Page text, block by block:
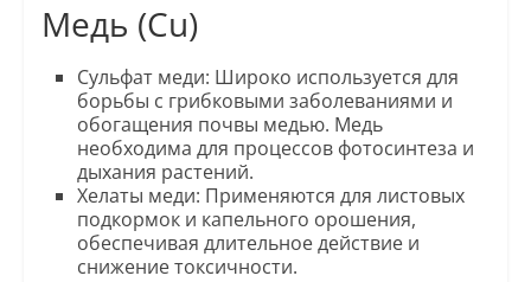
Медь (Cu)
Сульфат меди: Широко используется для
борьбы с грибковыми заболеваниями и
обогащения почвы медью. Медь
необходима для процессов фотосинтеза и
дыхания растений.
Хелаты меди: Применяются для листовых
подкормок и капельного орошения,
обеспечивая длительное действие и
снижение токсичности.